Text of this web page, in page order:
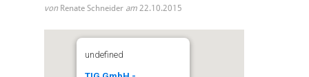
von Renate Schneider am 22.10.2015
undefined